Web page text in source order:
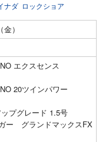
ナダ ロックショア
金）
エクスセンス
20ツインパワー
プグレード 1.5号
ー グランドマックスFX